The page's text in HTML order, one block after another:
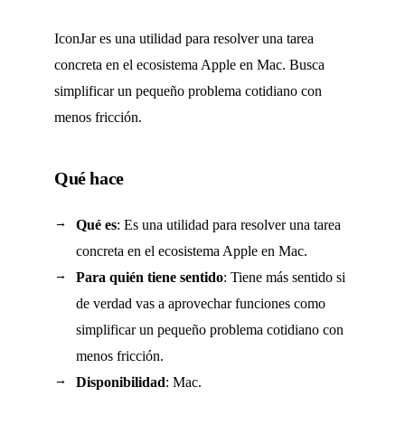
IconJar es una utilidad para resolver una tarea
concreta en el ecosistema Apple en Mac. Busca
simplificar un pequeño problema cotidiano con
menos fricción.
Qué hace
Qué es: Es una utilidad para resolver una tarea
concreta en el ecosistema Apple en Mac.
Para quién tiene sentido: Tiene más sentido si
de verdad vas a aprovechar funciones como
simplificar un pequeño problema cotidiano con
menos fricción.
Disponibilidad: Mac.